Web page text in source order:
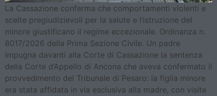
La Cassazione conferma che comportamenti violenti e
scelte pregiudizievoli per la salute e l’istruzione del
minore giustificano il regime eccezionale. Ordinanza n.
8017/2026 della Prima Sezione Civile. Un padre
impugna davanti alla Corte di Cassazione la sentenza
della Corte d’Appello di Ancona che aveva confermato il
provvedimento del Tribunale di Pesaro: la figlia minore
era stata affidata in via esclusiva alla madre, con visite